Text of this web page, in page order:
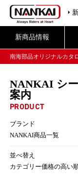
新商品情報
南海部品オリジナルカタ
NANKAI シ
案内
PRODUCT
ブランド
NANKAI商品一覧
並べ替え
カテゴリー価格の高い